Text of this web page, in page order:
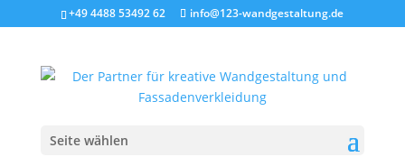
+49 4488 53492 62 info@123-wandgestaltung.de
Seite wählen